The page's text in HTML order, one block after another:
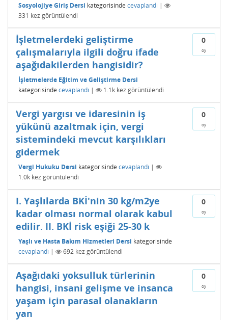
Sosyolojiye Giriş Dersi kategorisinde cevaplandı |
331 kez görüntülendi
0
oy
İşletmelerdeki geliştirme
çalışmalarıyla ilgili doğru ifade
aşağıdakilerden hangisidir?
İşletmelerde Eğitim ve Geliştirme Dersi
kategorisinde cevaplandı | 1.1k kez görüntülendi
0
oy
Vergi yargısı ve idaresinin iş
yükünü azaltmak için, vergi
sistemindeki mevcut karşılıkları
gidermek
Vergi Hukuku Dersi kategorisinde cevaplandı |
1.0k kez görüntülendi
0
oy
I. Yaşlılarda BKİ'nin 30 kg/m2ye
kadar olması normal olarak kabul
edilir. II. BKİ risk eşiği 25-30 k
Yaşlı ve Hasta Bakım Hizmetleri Dersi kategorisinde
cevaplandı | 692 kez görüntülendi
0
oy
Aşağıdaki yoksulluk türlerinin
hangisi, insani gelişme ve insanca
yaşam için parasal olanakların
yan